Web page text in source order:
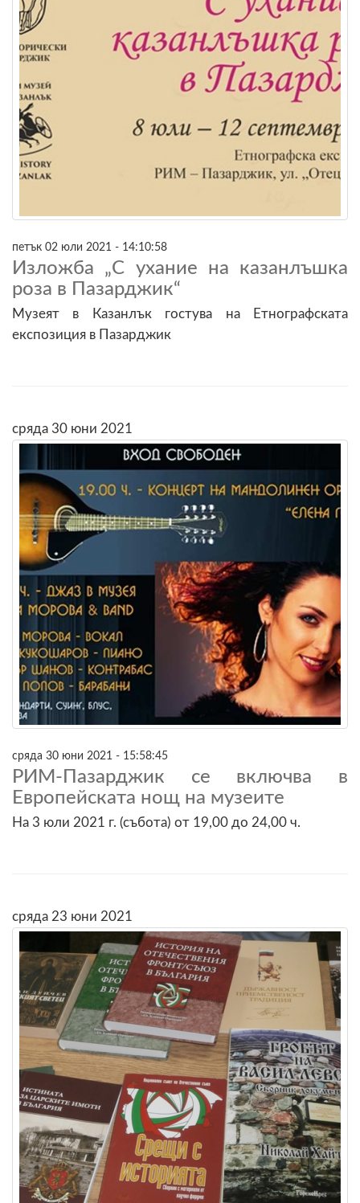
петък 02 юли 2021 - 14:10:58
Изложба „С ухание на казанлъшка
роза в Пазарджик“
Музеят в Казанлък гостува на Етнографската
експозиция в Пазарджик
сряда 30 юни 2021
сряда 30 юни 2021 - 15:58:45
РИМ-Пазарджик се включва в
Европейската нощ на музеите
На 3 юли 2021 г. (събота) от 19,00 до 24,00 ч.
сряда 23 юни 2021